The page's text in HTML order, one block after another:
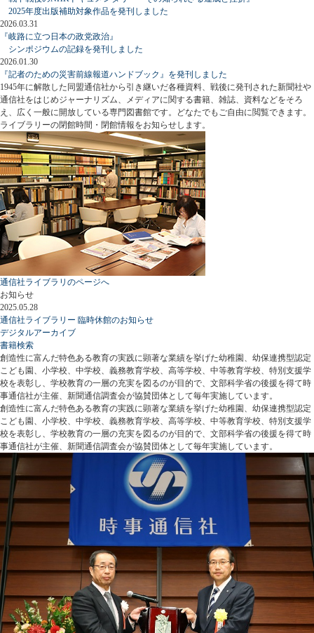
2025年度出版補助対象作品を発刊しました
2026.03.31
『岐路に立つ日本の政党政治』
シンポジウムの記録を発刊しました
2026.01.30
『記者のための災害前線報道ハンドブック』を発刊しました
1945年に解散した同盟通信社から引き継いだ各種資料、戦後に発刊された新聞社や
通信社をはじめジャーナリズム、メディアに関する書籍、雑誌、資料などをそろ
え、広く一般に開放している専門図書館です。どなたでもご自由に閲覧できます。
ライブラリーの閉館時間・閉館情報をお知らせします。
通信社ライブラリのページへ
お知らせ
2025.05.28
通信社ライブラリー 臨時休館のお知らせ
デジタルアーカイブ
書籍検索
創造性に富んだ特色ある教育の実践に顕著な業績を挙げた幼稚園、幼保連携型認定
こども園、小学校、中学校、義務教育学校、高等学校、中等教育学校、特別支援学
校を表彰し、学校教育の一層の充実を図るのが目的で、文部科学省の後援を得て時
事通信社が主催、新聞通信調査会が協賛団体として毎年実施しています。
創造性に富んだ特色ある教育の実践に顕著な業績を挙げた幼稚園、幼保連携型認定
こども園、小学校、中学校、義務教育学校、高等学校、中等教育学校、特別支援学
校を表彰し、学校教育の一層の充実を図るのが目的で、文部科学省の後援を得て時
事通信社が主催、新聞通信調査会が協賛団体として毎年実施しています。